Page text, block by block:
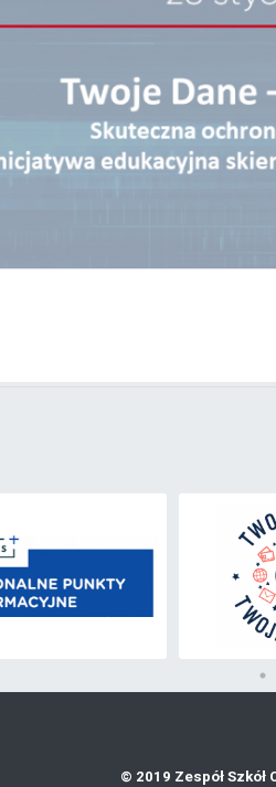
© 2019 Zespół